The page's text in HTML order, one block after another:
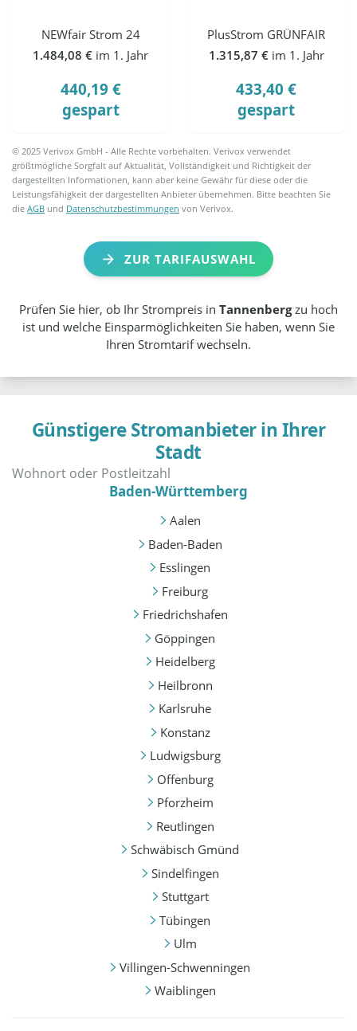
NEWfair Strom 24
1.484,08 € im 1. Jahr
440,19 €
gespart
PlusStrom GRÜNFAIR
1.315,87 € im 1. Jahr
433,40 €
gespart
© 2025 Verivox GmbH - Alle Rechte vorbehalten. Verivox verwendet
größtmögliche Sorgfalt auf Aktualität, Vollständigkeit und Richtigkeit der
dargestellten Informationen, kann aber keine Gewähr für diese oder die
Leistungsfähigkeit der dargestellten Anbieter übernehmen. Bitte beachten Sie
dieAGB und Datenschutzbestimmungen von Verivox.
ZUR TARIFAUSWAHL
Prüfen Sie hier, ob Ihr Strompreis in Tannenbergzu hoch
ist und welche Einsparmöglichkeiten Sie haben, wenn Sie
Ihren Stromtarif wechseln.
Günstigere Stromanbieter in Ihrer
Stadt
Baden-Württemberg
Aalen
Baden-Baden
Esslingen
Freiburg
Friedrichshafen
Göppingen
Heidelberg
Heilbronn
Karlsruhe
Konstanz
Ludwigsburg
Offenburg
Pforzheim
Reutlingen
Schwäbisch Gmünd
Sindelfingen
Stuttgart
Tübingen
Ulm
Villingen-Schwenningen
Waiblingen